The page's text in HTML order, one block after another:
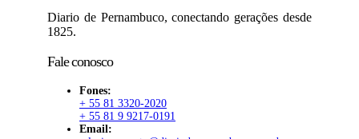
Diario de Pernambuco, conectando gerações desde
1825.
Fale conosco
Fones:
+ 55 81 3320-2020
+ 55 81 9 9217-0191
Email: